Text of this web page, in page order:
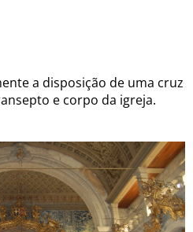
a disposição de uma cruz
e corpo da igreja.